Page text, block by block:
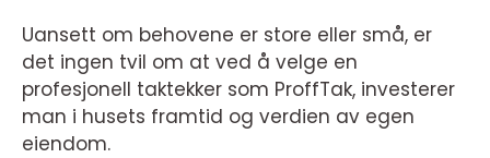
Uansett om behovene er store eller små, er
det ingen tvil om at ved å velge en
profesjonell taktekker som ProffTak, investerer
man i husets framtid og verdien av egen
eiendom.